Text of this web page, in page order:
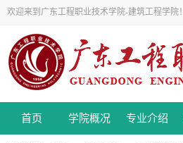
欢迎来到广东工程职业技术学院-建筑工程学院！
首页 学院概况 专业介绍